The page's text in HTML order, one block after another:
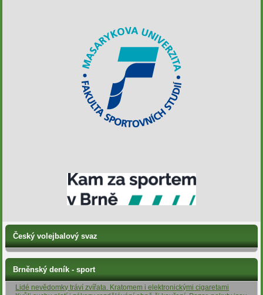
Český volejbalový svaz
Brněnský deník - sport
Lidé nevědomky tráví zvířata. Kratomem i elektronickými cigaretami